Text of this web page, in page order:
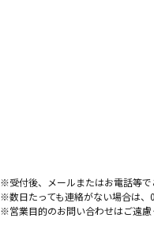
※受付後、メールまたはお電話等で
※数日たっても連絡がない場合は、
※営業目的のお問い合わせはご遠慮